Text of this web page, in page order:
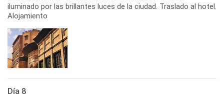
iluminado por las brillantes luces de la ciudad. Traslado al hotel.
Alojamiento
Día 8